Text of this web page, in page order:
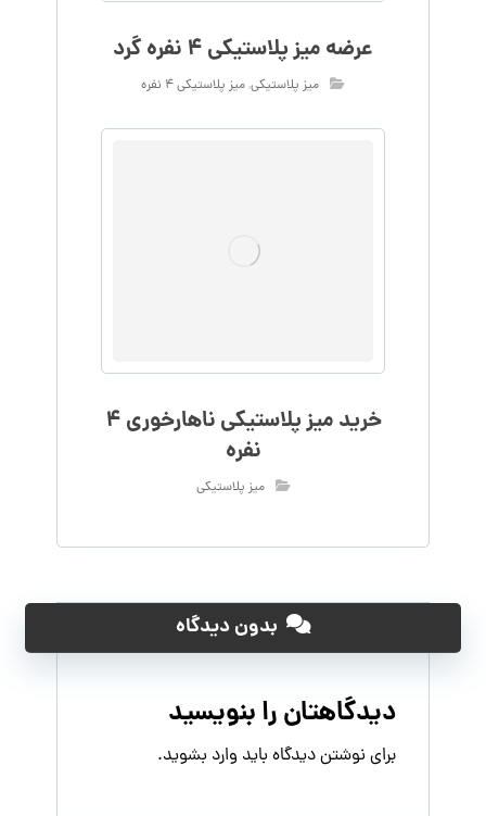
عرضه میز پلاستیکی 4 نفره گرد
میز پلاستیکی,میز پلاستیکی ۴ نفره
خرید میز پلاستیکی ناهارخوری 4
نفره
میز پلاستیکی
بدون دیدگاه
دیدگاهتان را بنویسید
برای نوشتن دیدگاه باید وارد بشوید.